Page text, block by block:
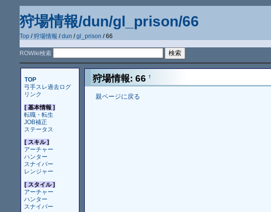
狩場情報/dun/gl_prison/66
Top /狩場情報 /dun /gl_prison / 66
ROWiki検索
TOP
弓手スレ過去ログ
リンク
[ 基本情報 ]
転職・転生
JOB補正
ステータス
[ スキル ]
アーチャー
ハンター
スナイパー
レンジャー
[ スタイル ]
アーチャー
ハンター
スナイパー
狩場情報: 66 †
親ページに戻る